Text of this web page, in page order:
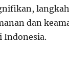
dan
Indonesia.